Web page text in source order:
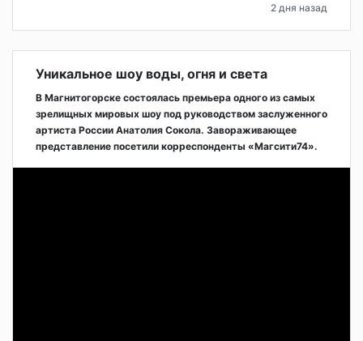
2 дня назад
Уникальное шоу воды, огня и света
В Магнитогорске состоялась премьера одного из самых
зрелищных мировых шоу под руководством заслуженного
артиста России Анатолия Сокола. Завораживающее
представление посетили корреспонденты «Магсити74».